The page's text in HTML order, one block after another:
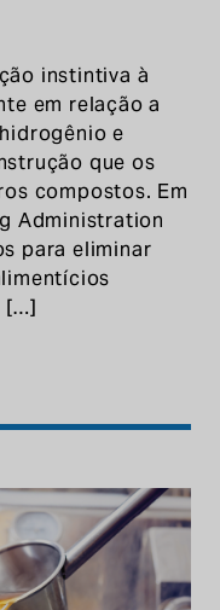
instintiva à
em relação a
e
que os
compostos. Em
Administration
para eliminar
[…]